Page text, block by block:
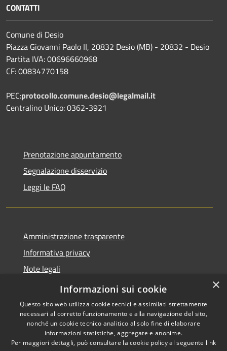
CONTATTI
Comune di Desio
Piazza Giovanni Paolo II, 20832 Desio (MB) - 20832 - Desio
Partita IVA: 00696660968
CF: 00834770158
PEC:protocollo.comune.desio@legalmail.it
Centralino Unico: 0362-3921
Prenotazione appuntamento
Segnalazione disservizio
Leggi le FAQ
Amministrazione trasparente
Informativa privacy
Note legali
Dichiarazione di accessibilità
Accessibilità
Copyright © 2026 • Comune di
Desio • Powered by
×
Informazioni sui cookie
Questo sito web utilizza cookie tecnici e assimilati strettamente
necessari al corretto funzionamento e alla navigazione del sito,
nonché un cookie tecnico analitico al solo fine di elaborare
informazioni statistiche, aggregate e anonime.
Per maggiori dettagli, può consultare la cookie policy al seguente link